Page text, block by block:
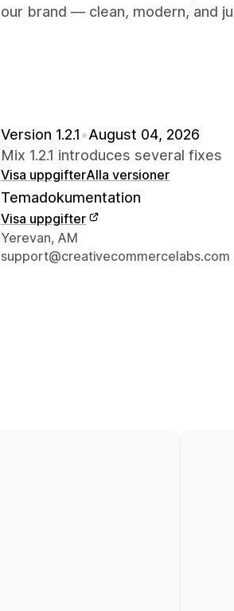
our brand — clean, modern, and
Version 1.2.1•August 04, 2026
Mix 1.2.1 introduces several fixes
Visa uppgifterAlla versioner
Temadokumentation
Visa uppgifter
Designerns kontaktuppgifter
Yerevan, AM
support@creativecommercelabs.com